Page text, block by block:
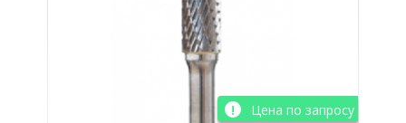
Цена по запросу